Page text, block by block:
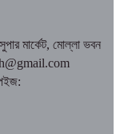
মার্কেট, মোল্লা ভবন